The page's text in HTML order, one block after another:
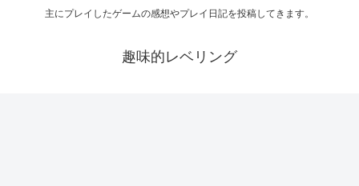
主にプレイしたゲームの感想やプレイ日記を投稿してきます。
趣味的レベリング